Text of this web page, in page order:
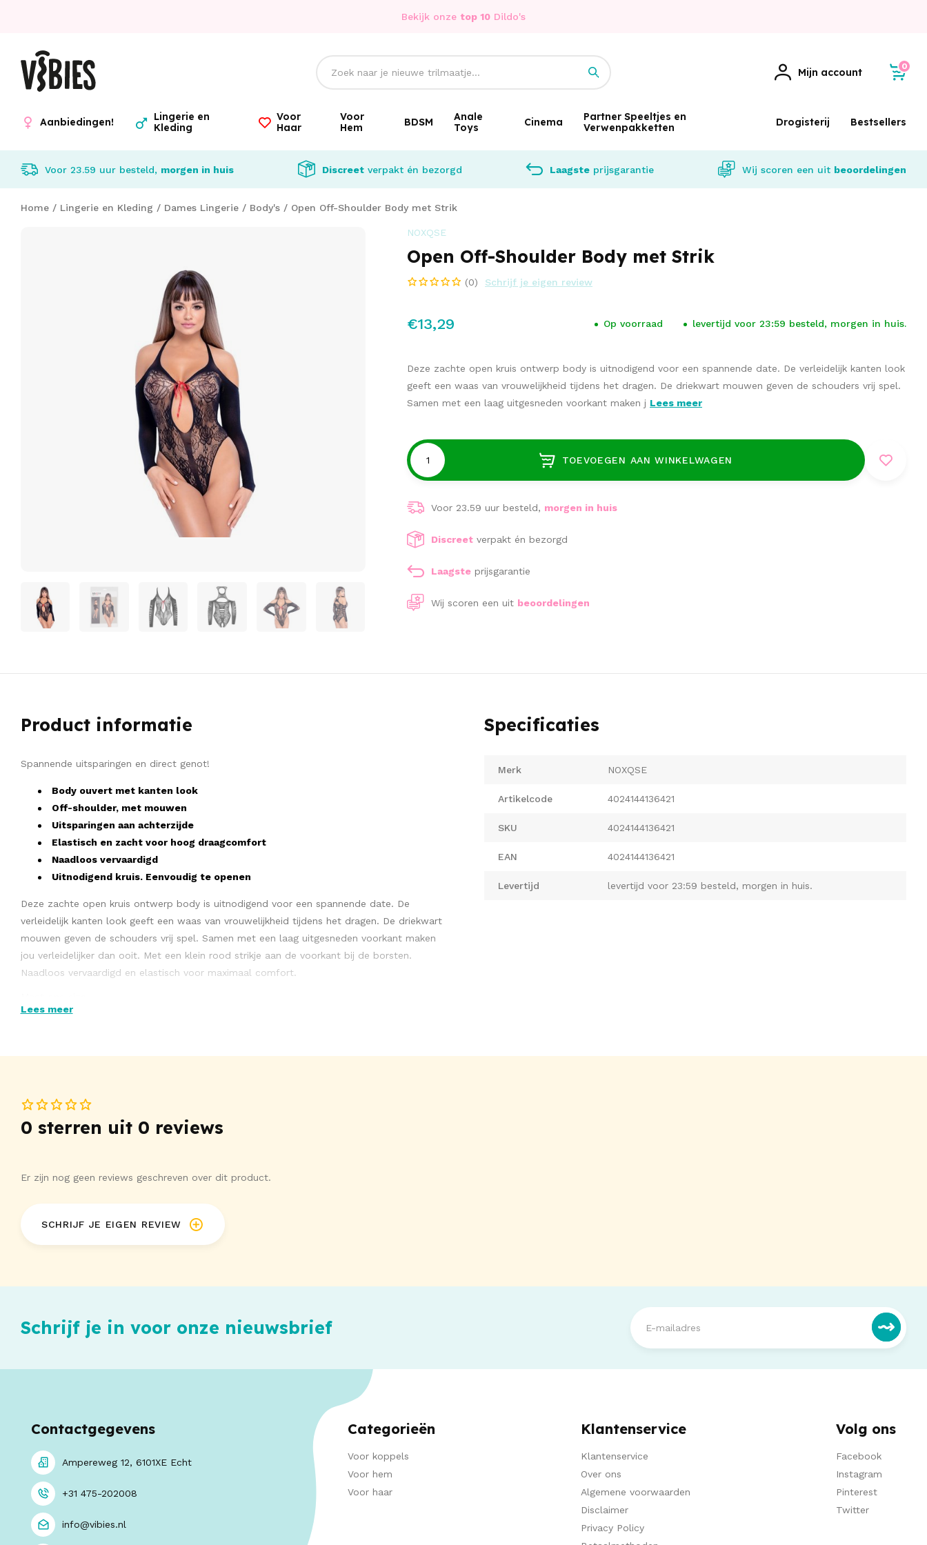
Bekijk onze top 10 Dildo's
Mijn account 0
Aanbiedingen!
Lingerie en
Kleding
Voor
Haar
Voor
Hem
BDSM
Anale
Toys
Cinema
Partner Speeltjes en
Verwenpakketten
Drogisterij Bestsellers
Voor 23.59 uur besteld, morgen in huis Discreetverpakt én bezorgd Laagste prijsgarantie Wij scoren een uit beoordelingen
Home / Lingerie en Kleding / Dames Lingerie / Body's / Open Off-Shoulder Body met Strik
NOXQSE
Open Off-Shoulder Body met Strik
(0) Schrijf je eigen review
€13,29 Op voorraad levertijd voor 23:59 besteld, morgen in huis.
Deze zachte open kruis ontwerp body is uitnodigend voor een spannende date. De verleidelijk kanten look
geeft een waas van vrouwelijkheid tijdens het dragen. De driekwart mouwen geven de schouders vrij spel.
Samen met een laag uitgesneden voorkant maken j Lees meer
TOEVOEGEN AAN WINKELWAGEN
Voor 23.59 uur besteld, morgen in huis
Discreet verpakt én bezorgd
Laagste prijsgarantie
Wij scoren een uit beoordelingen
Product informatie
Spannende uitsparingen en direct genot!
Body ouvert met kanten look
Off-shoulder, met mouwen
Uitsparingen aan achterzijde
Elastisch en zacht voor hoog draagcomfort
Naadloos vervaardigd
Uitnodigend kruis. Eenvoudig te openen
Deze zachte open kruis ontwerp body is uitnodigend voor een spannende date. De
verleidelijk kanten look geeft een waas van vrouwelijkheid tijdens het dragen. De driekwart
mouwen geven de schouders vrij spel. Samen met een laag uitgesneden voorkant maken
jou verleidelijker dan ooit. Met een klein rood strikje aan de voorkant bij de borsten.
Naadloos vervaardigd en elastisch voor maximaal comfort.
Lees meer
Specificaties
Merk NOXQSE
Artikelcode 4024144136421
SKU 4024144136421
EAN 4024144136421
Levertijd levertijd voor 23:59 besteld, morgen in huis.
0 sterren uit 0 reviews
Er zijn nog geen reviews geschreven over dit product.
SCHRIJF JE EIGEN REVIEW
Schrijf je in voor onze nieuwsbrief
Contactgegevens
Ampereweg 12, 6101XE Echt
+31 475-202008
info@vibies.nl
Categorieën
Voor koppels
Voor hem
Voor haar
Klantenservice
Klantenservice
Over ons
Algemene voorwaarden
Disclaimer
Privacy Policy
Volg ons
Facebook
Instagram
Pinterest
Twitter